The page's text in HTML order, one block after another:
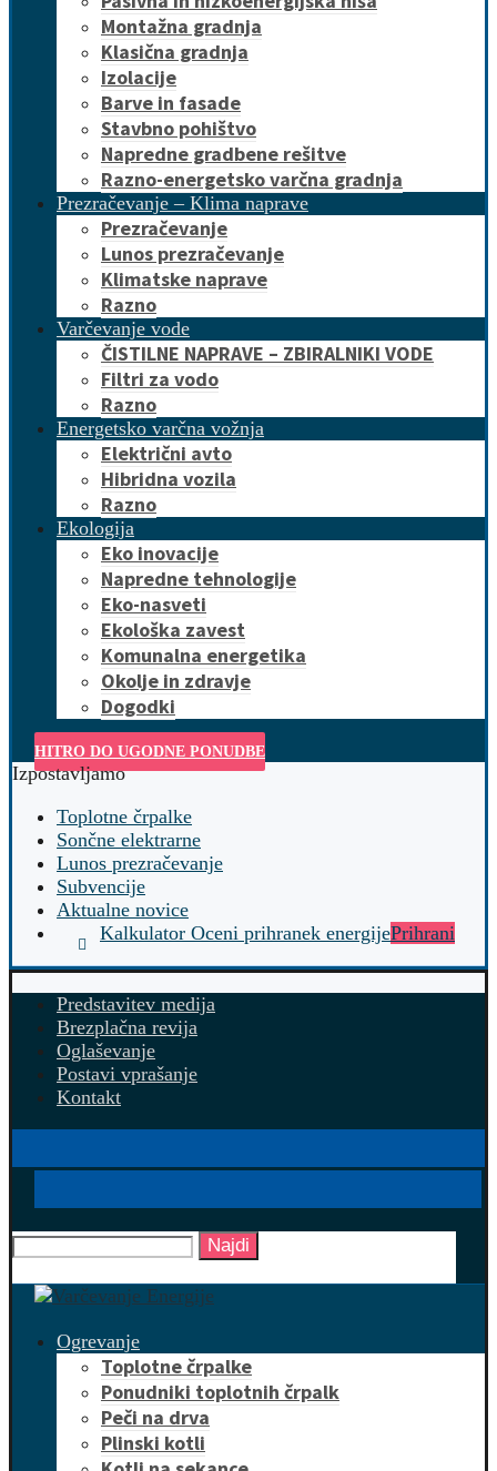
Montažna gradnja
Klasična gradnja
Izolacije
Barve in fasade
Stavbno pohištvo
Napredne gradbene rešitve
Razno-energetsko varčna gradnja
Prezračevanje – Klima naprave
Prezračevanje
Lunos prezračevanje
Klimatske naprave
Razno
Varčevanje vode
ČISTILNE NAPRAVE – ZBIRALNIKI VODE
Filtri za vodo
Razno
Energetsko varčna vožnja
Električni avto
Hibridna vozila
Razno
Ekologija
Eko inovacije
Napredne tehnologije
Eko-nasveti
Ekološka zavest
Komunalna energetika
Okolje in zdravje
Dogodki
HITRO DO UGODNE PONUDBE
Izpostavljamo
Toplotne črpalke
Sončne elektrarne
Lunos prezračevanje
Subvencije
Aktualne novice
Kalkulator Oceni prihranek energijePrihrani
Predstavitev medija
Brezplačna revija
Oglaševanje
Postavi vprašanje
Kontakt
Najdi
Ogrevanje
Toplotne črpalke
Ponudniki toplotnih črpalk
Peči na drva
Plinski kotli